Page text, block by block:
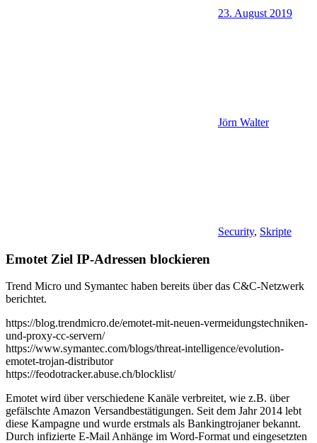
23. August 2019
Jörn Walter
Security, Skripte
Emotet Ziel IP-Adressen blockieren
Trend Micro und Symantec haben bereits über das C&C-Netzwerk
berichtet.
https://blog.trendmicro.de/emotet-mit-neuen-vermeidungstechniken-
und-proxy-cc-servern/
https://www.symantec.com/blogs/threat-intelligence/evolution-
emotet-trojan-distributor
https://feodotracker.abuse.ch/blocklist/
Emotet wird über verschiedene Kanäle verbreitet, wie z.B. über
gefälschte Amazon Versandbestätigungen. Seit dem Jahr 2014 lebt
diese Kampagne und wurde erstmals als Bankingtrojaner bekannt.
Durch infizierte E-Mail Anhänge im Word-Format und eingesetzten